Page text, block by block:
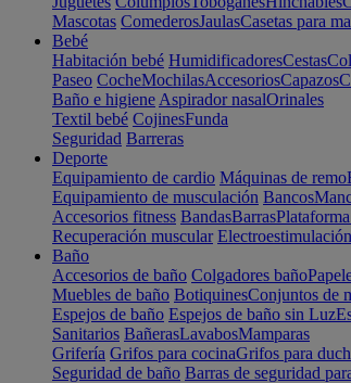
Mascotas ComederosJaulasCasetas para
Bebé
Habitación bebé HumidificadoresCestas
Paseo CocheMochilasAccesoriosCapazos
Baño e higiene Aspirador nasalOrinales
Textil bebé CojinesFunda
Seguridad Barreras
Deporte
Equipamiento de cardio Máquinas de remo
Equipamiento de musculación Bancos
Accesorios fitness BandasBarras
Recuperación muscular Electroestimulación
Baño
Accesorios de baño Colgadores baño
Muebles de baño BotiquinesConjuntos de
Espejos de baño Espejos de baño sin Luz
Sanitarios BañerasLavabosMamparas
Grifería Grifos para cocinaGrifos para
Seguridad de baño Barras de seguridad